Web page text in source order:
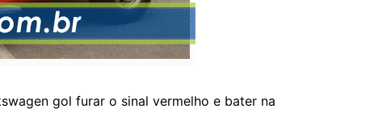
gol furar o sinal vermelho e bater na